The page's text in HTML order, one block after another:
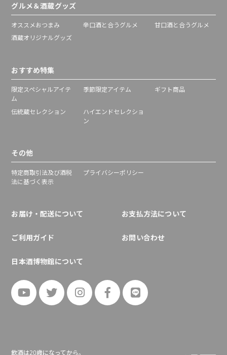
グルメ＆酒蔵グッズ
オススメおつまみ 辛口酒と合うグルメ
甘口酒と合うグルメ
酒蔵オリジナルグッズ
おすすめ特集
限定スペシャルアイテ
ム
季節限定アイテム ギフト商品
伝統蔵セレクション
ハイエンドセレクショ
ン
その他
特定商取引法及び酒税
法に基づく表示
プライバシーポリシー
お届け・配送について お支払方法について
ご利用ガイド お問い合わせ
日本酒博物館について
飲酒は20歳になってから。